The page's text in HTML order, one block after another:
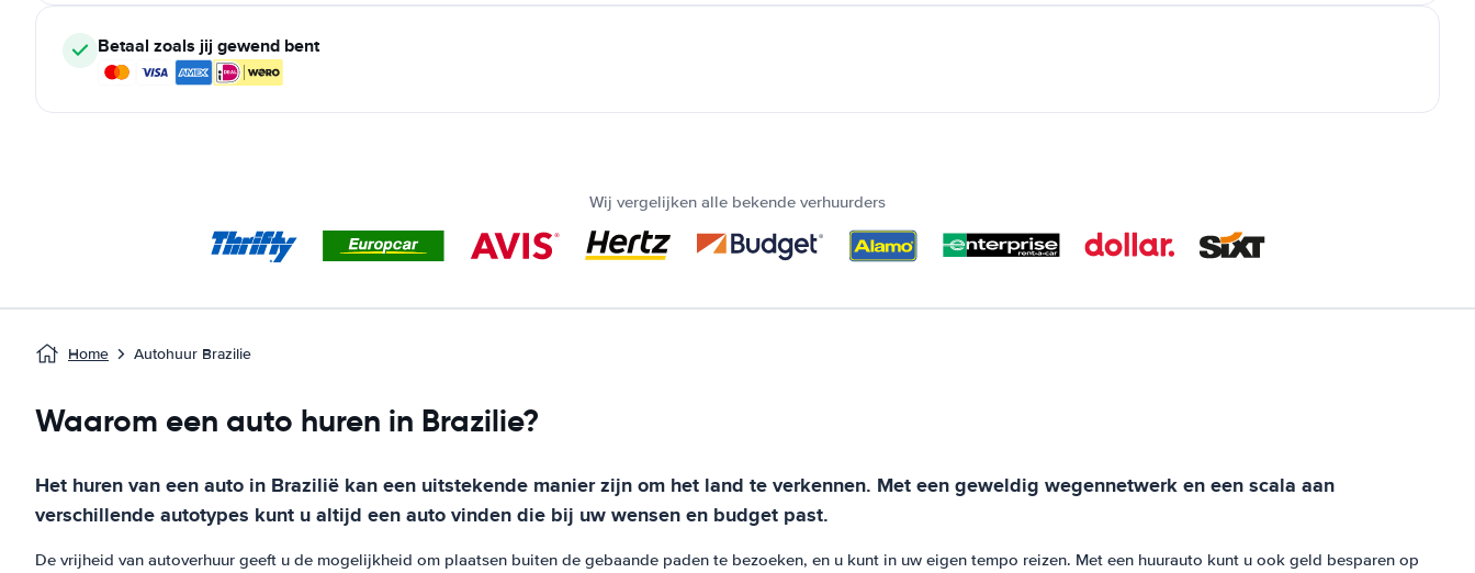
Betaal zoals jij gewend bent
Wij vergelijken alle bekende verhuurders
Home Autohuur Brazilie
Waarom een auto huren in Brazilie?
Het huren van een auto in Brazilië kan een uitstekende manier zijn om het land te verkennen. Met een geweldig wegennetwerk en een scala aan
verschillende autotypes kunt u altijd een auto vinden die bij uw wensen en budget past.
De vrijheid van autoverhuur geeft u de mogelijkheid om plaatsen buiten de gebaande paden te bezoeken, en u kunt in uw eigen tempo reizen. Met een huurauto kunt u ook geld besparen op